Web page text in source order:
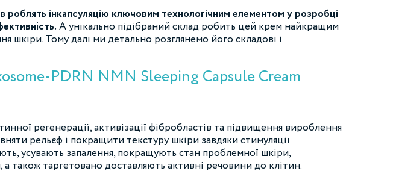
роблять інкапсуляцію ключовим технологічним елементом у розробці
А унікально підібраний склад робить цей крем найкращим
шкіри. Тому далі ми детально розглянемо його складові і
PDRN NMN Sleeping Capsule Cream
регенерації, активізації фібробластів та підвищення вироблення
рельєф і покращити текстуру шкіри завдяки стимуляції
усувають запалення, покращують стан проблемної шкіри,
також таргетовано доставляють активні речовини до клітин.